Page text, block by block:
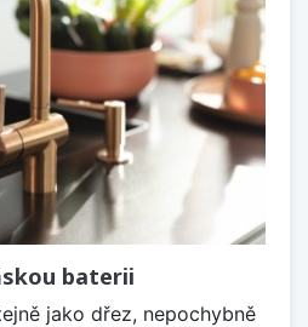
baterii
jako dřez, nepochybně